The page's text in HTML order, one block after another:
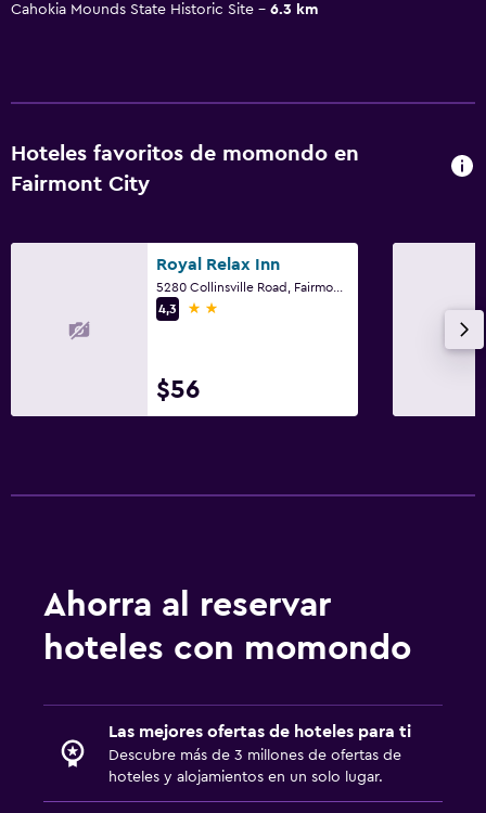
Cahokia Mounds State Historic Site 6.3 km
Hoteles favoritos de momondo en
Fairmont City
Royal Relax Inn
4,3
2 estrellas
$56
Ahorra al reservar
hoteles con momondo
Las mejores ofertas de hoteles para ti
Descubre más de 3 millones de ofertas de
hoteles y alojamientos en un solo lugar.